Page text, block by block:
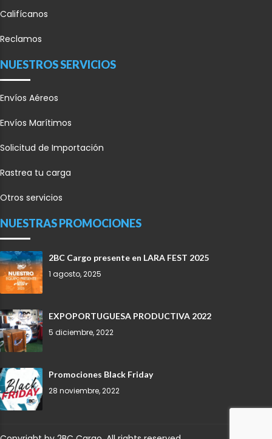
Califícanos
Reclamos
NUESTROS SERVICIOS
Envíos Aéreos
Envíos Marítimos
Solicitud de Importación
Rastrea tu carga
Otros servicios
NUESTRAS PROMOCIONES
2BC Cargo presente en LARA FEST 2025
1 agosto, 2025
EXPOPORTUGUESA PRODUCTIVA 2022
5 diciembre, 2022
Promociones Black Friday
28 noviembre, 2022